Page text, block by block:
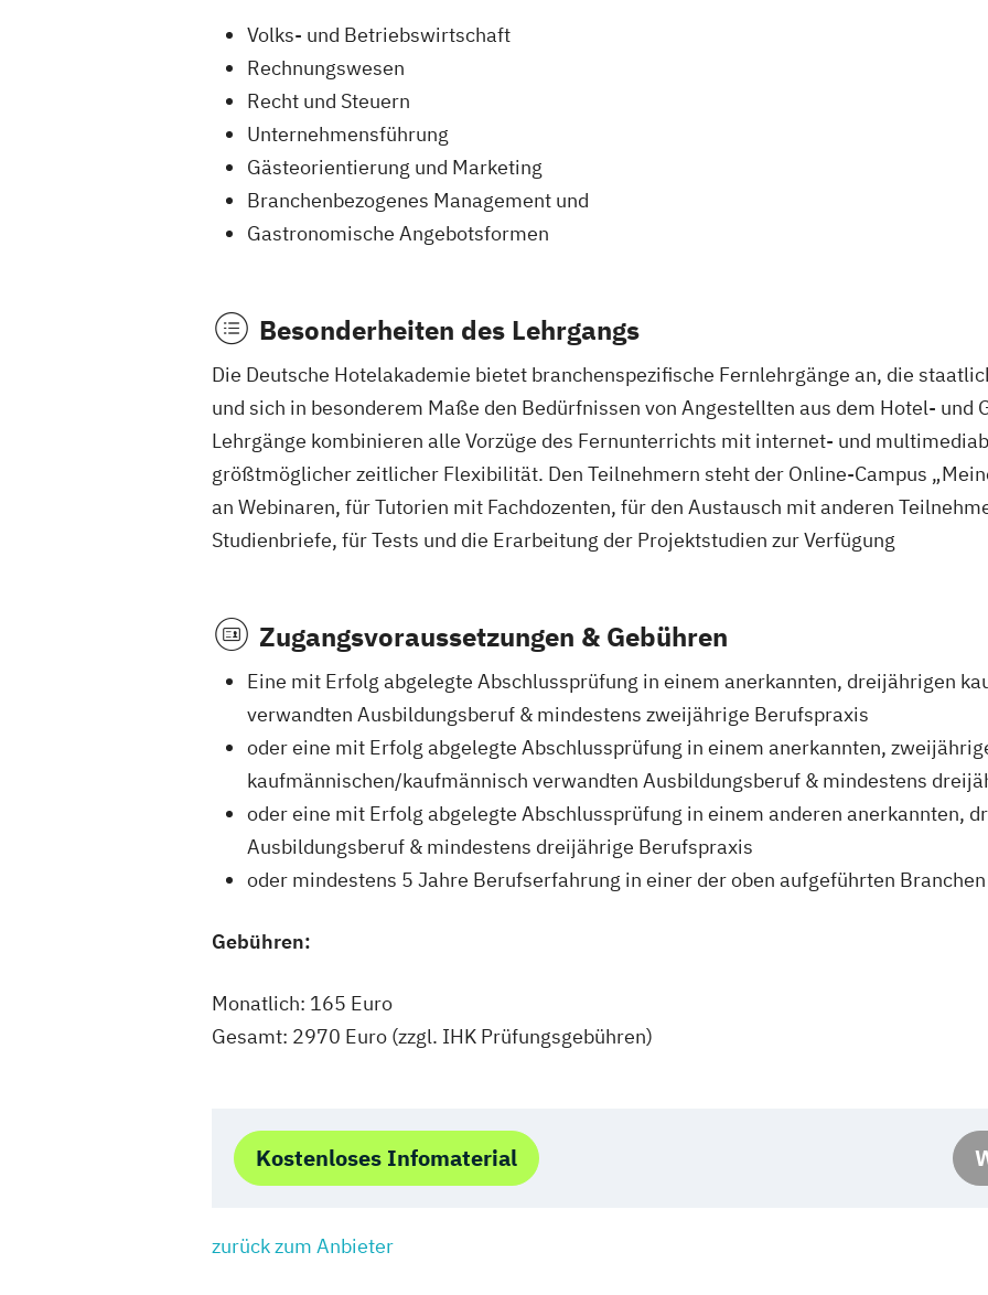
Volks- und Betriebswirtschaft
Rechnungswesen
Recht und Steuern
Unternehmensführung
Gästeorientierung und Marketing
Branchenbezogenes Management und
Gastronomische Angebotsformen
Besonderheiten des Lehrgangs
Die Deutsche Hotelakademie bietet branchenspezifische Fernlehrgänge an, die
und sich in besonderem Maße den Bedürfnissen von Angestellten aus dem Hotel- und
Lehrgänge kombinieren alle Vorzüge des Fernunterrichts mit internet- und
größtmöglicher zeitlicher Flexibilität. Den Teilnehmern steht der Online-Campus
an Webinaren, für Tutorien mit Fachdozenten, für den Austausch mit anderen
Studienbriefe, für Tests und die Erarbeitung der Projektstudien zur Verfügung
Zugangsvoraussetzungen & Gebühren
Eine mit Erfolg abgelegte Abschlussprüfung in einem anerkannten, dreijährigen
verwandten Ausbildungsberuf & mindestens zweijährige Berufspraxis
oder eine mit Erfolg abgelegte Abschlussprüfung in einem anerkannten,
kaufmännischen/kaufmännisch verwandten Ausbildungsberuf & mindestens
oder eine mit Erfolg abgelegte Abschlussprüfung in einem anderen anerkannten,
Ausbildungsberuf & mindestens dreijährige Berufspraxis
oder mindestens 5 Jahre Berufserfahrung in einer der oben aufgeführten Branchen
Gebühren:
Monatlich: 165 Euro
Gesamt: 2970 Euro (zzgl. IHK Prüfungsgebühren)
Kostenloses Infomaterial
zurück zum Anbieter